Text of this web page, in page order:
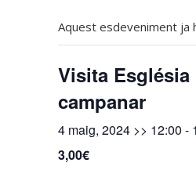
Aquest esdeveniment ja
Visita Església
campanar
4 maig, 2024 >> 12:00 -
3,00€